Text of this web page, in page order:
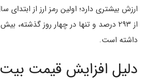
داشته است.
دلیل افزایش قیمت